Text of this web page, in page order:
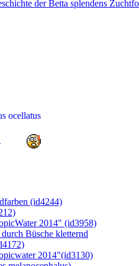
der Betta splendens
(id4244)
2014" (id3958)
Büsche kletternd
2014"(id3130)